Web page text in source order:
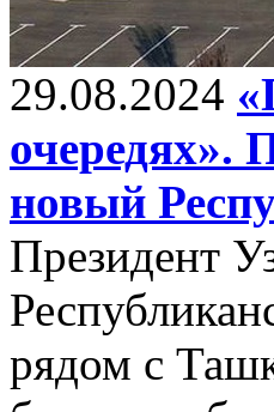
29.08.2024
очередях».
новый
Президент
рядом с